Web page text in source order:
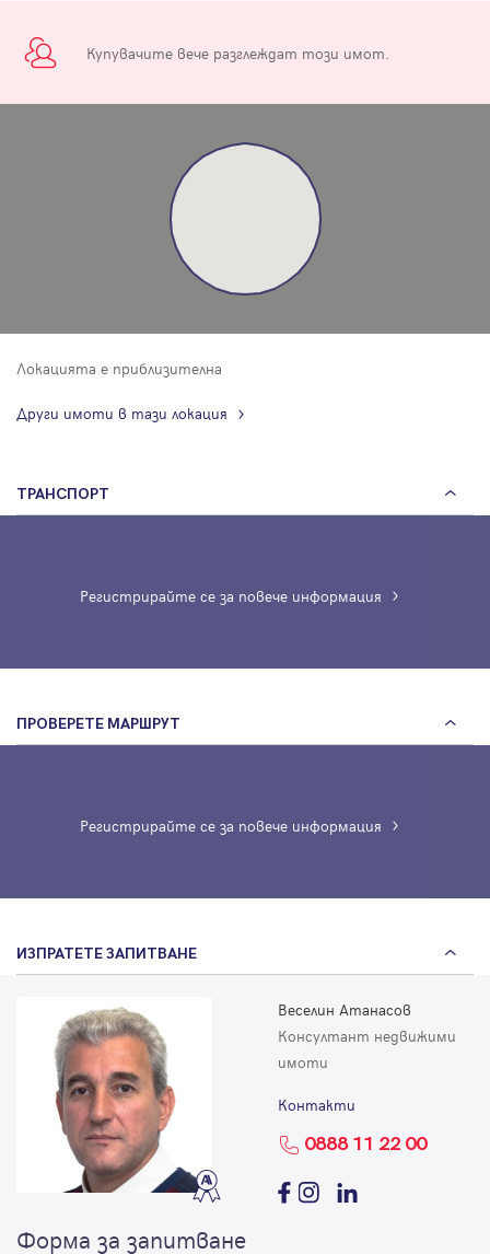
Купувачите вече разглеждат този имот.
Локацията е приблизителна
Други имоти в тази локация
ТРАНСПОРТ
Регистрирайте се за повече информация
ПРОВЕРЕТЕ МАРШРУТ
Регистрирайте се за повече информация
ИЗПРАТЕТЕ ЗАПИТВАНЕ
Веселин Aтанасов
Консултант недвижими
имоти
Контакти
0888 11 22 00
Форма за запитване